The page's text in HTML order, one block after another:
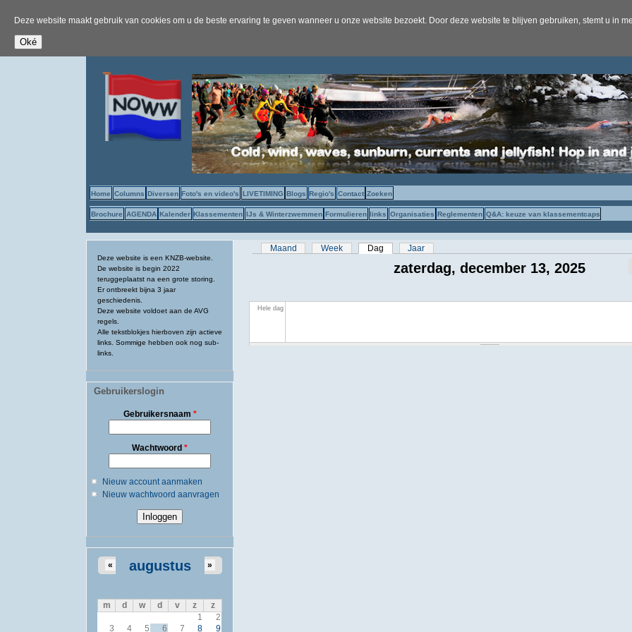
Deze website maakt gebruik van cookies om u de beste ervaring te geven wanneer u onze website bezoekt. Door deze website te blijven gebruiken, stemt u in
Home Columns Diversen Foto's en video's LIVETIMING Blogs Regio's Contact Zoeken
Brochure AGENDA Kalender Klassementen IJs & Winterzwemmen Formulieren links Organisaties Reglementen Q&A: keuze van klassementcaps
Deze website is een KNZB-website.
De website is begin 2022
teruggeplaatst na een grote storing.
Er ontbreekt bijna 3 jaar
geschiedenis.
Deze website voldoet aan de AVG
regels.
Alle tekstblokjes hierboven zijn actieve
links. Sommige hebben ook nog sub-
links.
Gebruikerslogin
Gebruikersnaam *
Wachtwoord *
Nieuw account aanmaken
Nieuw wachtwoord aanvragen
augustus
« »
m d w d v z
z
1
2
3
4 5 6 7 8
9
Primaire tabs
Maand Week Dag (actieve tabblad)
Jaar
zaterdag, december 13, 2025
Hele dag